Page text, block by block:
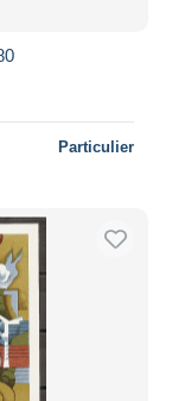
Particulier